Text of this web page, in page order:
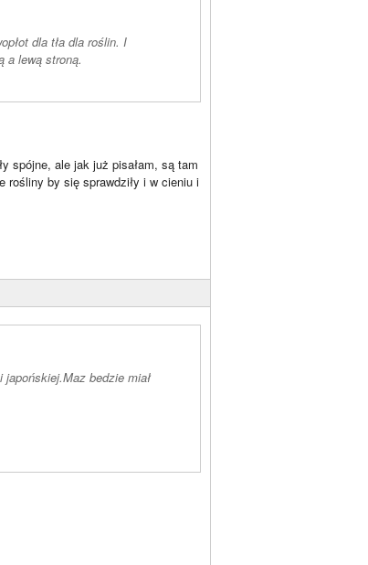
dla tła dla roślin. I
a lewą stroną.
spójne, ale jak już pisałam, są tam
rośliny by się sprawdziły i w cieniu i
bedzie miał